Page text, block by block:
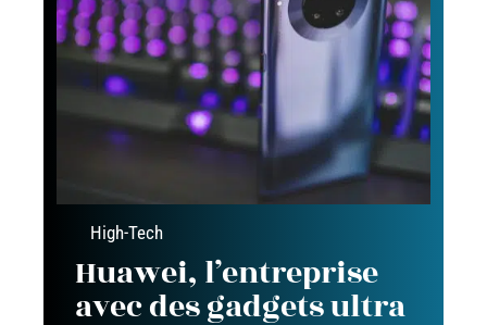
High-Tech
Huawei, l’entreprise
avec des gadgets ultra